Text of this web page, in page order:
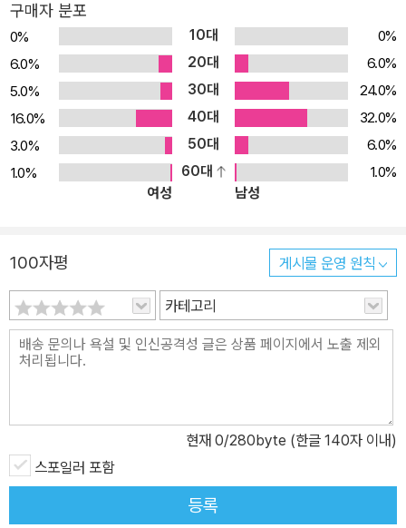
눈에 알기 쉽도록 재치 넘치는 입담과 익살스러운 그림으로 정리한
다. 무겁고 고리타분할 거라 생각했던 철학자들의 이야기를 현대적인
언어와 기법으로 책 한 권에 알차게 풀어냈다. <만화로 보는 하워드
진의 미국사> 미국이 아메리카 원주민들을 몰아내고 아메리카 대륙
을 정복한 초기 역사에서부터 2001년 9.11 테러가 일어나기까지, 조
용하고 은밀하게 진행되어 온 미국의 침략 역사를 낱낱이 파헤쳐 보
여 준다. 이 책을 읽다 보면 미국이 어떻게 세계를 이끄는 초강대국이
되었고, 왜 다른 나라들의 증오의 대상이 되었는지 자연스레 이해할
바라보기보다는 다른 역사 읽기를 해야 한다고 강조한다. 이렇게 역
사를 바라보면 "전쟁과 더불어 전쟁에 대한 저항을, 불의와 더불어 불
의에 맞선 반란을, 이기심과 더불어 자기희생을, 폭정 앞에서의 침묵
과 더불어 도전을, 무정함과 더불어 연민을 발견할 수 있다."고 이야
기하면서 말이다.
구매자 분포
0% 10대
0%
6.0%
20대
6.0%
5.0%
30대
24.0%
16.0%
40대
32.0%
3.0%
50대
6.0%
1.0%
60대
1.0%
여성
남성
100자평 게시물 운영 원칙
카테고리
현재 0/280byte (한글 140자 이내)
스포일러 포함
등록